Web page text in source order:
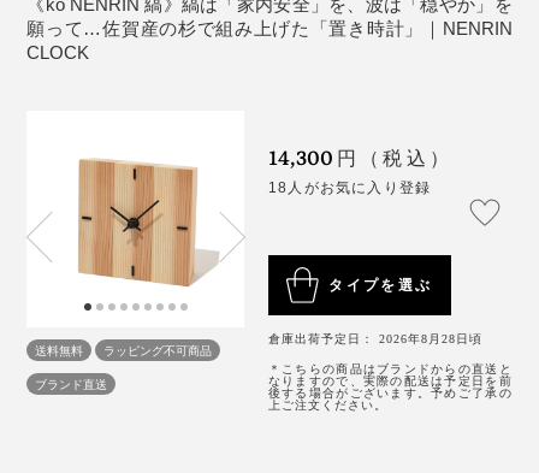
「ko NENRIN 縞」は、タテ・ヨコ約12.4cmの正方形
で、デスクやベッドサイドに置きやすいサイズです。
外材が中心だった業界で、木目や色、乾燥具合、加工の
精度といった、質のそろった国産材、しかも、県内産を
探すのは、簡単ではありませんでした。
「探しては切って、探しては切ってのくり返し。木が見
つかってからも、いまの『NENRIN』シリーズの伝統柄
にたどり着くまでに、幅や角度を、何度も試行錯誤し
て、やっとできあがりました」（實松さん）
杉が育ってきた歴史に、「年輪時計」から『NENRIN
木目のそろった美しさは、まるで、小さな絵画のよう。
リビングのコーナーや、ベッドサイド、玄関、ダイニン
グ、いろんな場所に置いてみましたが、どこでも品のよ
いアクセントになって、空間が引き立ちました。
1分単位の正確な時間は読みとれませんが（笑）、イン
願って…佐賀産の杉で組み上げた「置き時計」｜NENRIN
CLOCK
送料無料
ラッピング不可商品
ブランド直送
14,300 円（税込）
18人がお気に入り登録
タイプを選ぶ
倉庫出荷予定日： 2026年8月28日頃
＊こちらの商品はブランドからの直送と
なりますので、実際の配送は予定日を前
後する場合がございます。予めご了承の
上ご注文ください。